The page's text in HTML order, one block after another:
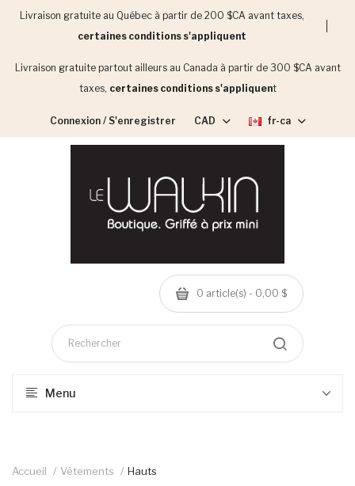
Livraison gratuite au Québec à partir de 200 $CA avant taxes,
certaines conditions s'appliquent
Livraison gratuite partout ailleurs au Canada à partir de 300 $CA avant
taxes, certaines conditions s'appliquent
Connexion / S'enregistrer CAD fr-ca
0 article(s) - 0,00 $
Menu
Accueil Vêtements Hauts